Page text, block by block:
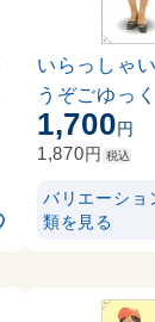
いらっしゃ
うぞごゆっ
ブルゾン 等
素材:ポンジ(
1,700円
1,870円 税込
バリエーショ
類を見る